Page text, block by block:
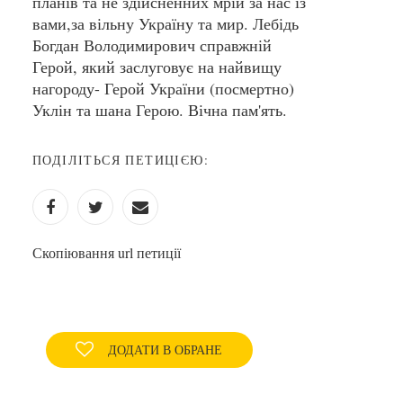
вами,за вільну Україну та мир. Лебідь
Богдан Володимирович справжній
Герой, який заслуговує на найвищу
нагороду- Герой України (посмертно)
Уклін та шана Герою. Вічна пам'ять.
ПОДІЛІТЬСЯ ПЕТИЦІЄЮ:
Скопіювання url петиції
ДОДАТИ В ОБРАНЕ